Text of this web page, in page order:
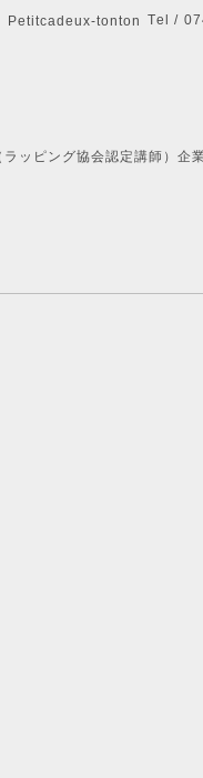
Petitcadeux-tonton Tel /
ッピング協会認定講師）企